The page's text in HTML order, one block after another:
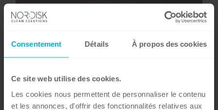
Consentement Détails À propos des cookies
Ce site web utilise des cookies.
Les cookies nous permettent de personnaliser le contenu
et les annonces, d'offrir des fonctionnalités relatives aux